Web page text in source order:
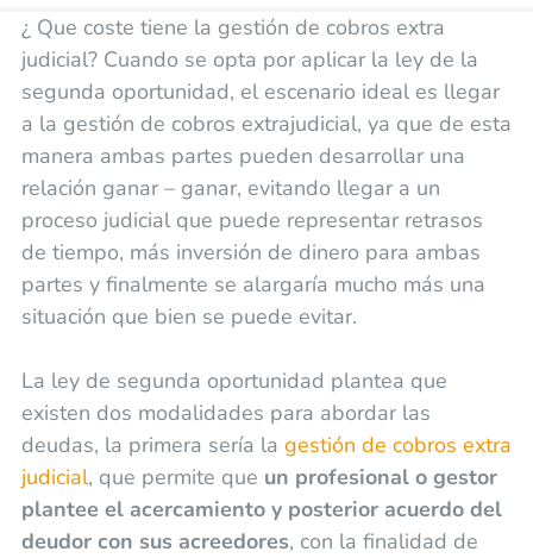
¿ Que coste tiene la gestión de cobros extra
judicial? Cuando se opta por aplicar la ley de la
segunda oportunidad, el escenario ideal es llegar
a la gestión de cobros extrajudicial, ya que de esta
manera ambas partes pueden desarrollar una
relación ganar – ganar, evitando llegar a un
proceso judicial que puede representar retrasos
de tiempo, más inversión de dinero para ambas
partes y finalmente se alargaría mucho más una
situación que bien se puede evitar.
La ley de segunda oportunidad plantea que
existen dos modalidades para abordar las
deudas, la primera sería la gestión de cobros extra
judicial, que permite que un profesional o gestor
plantee el acercamiento y posterior acuerdo del
deudor con sus acreedores, con la finalidad de